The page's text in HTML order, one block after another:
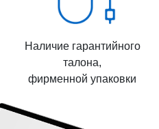
Наличие гарантийного
талона,
фирменной упаковки